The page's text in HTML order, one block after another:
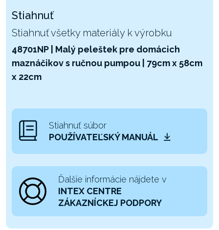
Stiahnuť
Stiahnuť všetky materiály k výrobku
48701NP | Malý peleštek pre domácich
maznáčikov s ručnou pumpou | 79cm x 58cm
x 22cm
Stiahnuť súbor
POUŽÍVATEĽSKÝ MANUÁL
Ďalšie informácie nájdete v
INTEX CENTRE
ZÁKAZNÍCKEJ PODPORY